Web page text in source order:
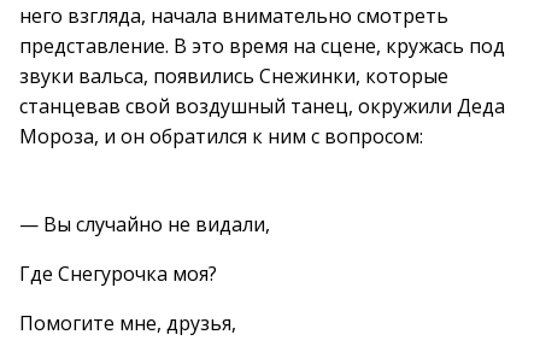
него взгляда, начала внимательно смотреть
представление. В это время на сцене, кружась под
звуки вальса, появились Снежинки, которые
станцевав свой воздушный танец, окружили Деда
Мороза, и он обратился к ним с вопросом:
— Вы случайно не видали,
Где Снегурочка моя?
Помогите мне, друзья,